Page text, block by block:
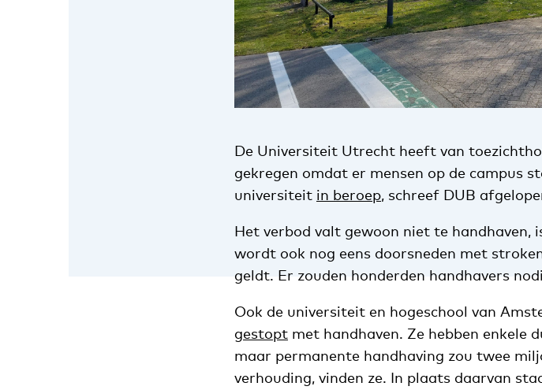
De Universiteit Utrecht heeft van
gekregen omdat er mensen op de campus
universiteit in beroep, schreef DUB
Het verbod valt gewoon niet te
wordt ook nog eens doorsneden met
geldt. Er zouden honderden handhavers
Ook de universiteit en hogeschool van
gestopt met handhaven. Ze hebben enkele
maar permanente handhaving zou twee
verhouding, vinden ze. In plaats daarvan